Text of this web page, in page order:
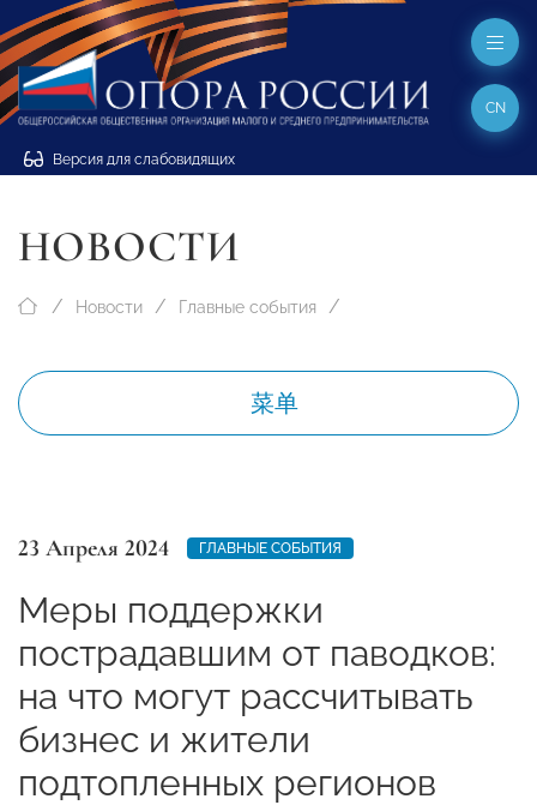
Версия для слабовидящих
CN
НОВОСТИ
Новости Главные события
菜单
23 Апреля 2024 ГЛАВНЫЕ СОБЫТИЯ
Меры поддержки
пострадавшим от паводков:
на что могут рассчитывать
бизнес и жители
подтопленных регионов